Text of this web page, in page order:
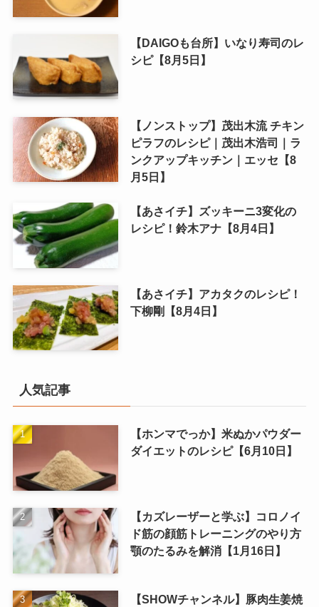
【DAIGOも台所】いなり寿司のレ
シピ【8月5日】
【ノンストップ】茂出木流 チキン
ピラフのレシピ｜茂出木浩司｜ラ
ンクアップキッチン｜エッセ【8
月5日】
【あさイチ】ズッキーニ3変化の
レシピ！鈴木アナ【8月4日】
【あさイチ】アカタクのレシピ！
下柳剛【8月4日】
人気記事
【ホンマでっか】米ぬかパウダー
ダイエットのレシピ【6月10日】
【カズレーザーと学ぶ】コロノイ
ド筋の顔筋トレーニングのやり方
顎のたるみを解消【1月16日】
【SHOWチャンネル】豚肉生姜焼